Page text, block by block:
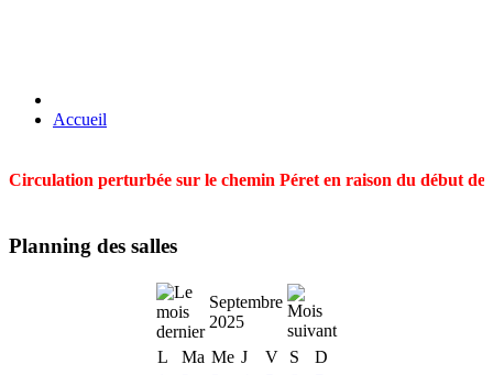
Accueil
Circulation perturbée sur le chemin Péret en raison du début
Planning des salles
Septembre
2025
L
Ma Me J V S
D